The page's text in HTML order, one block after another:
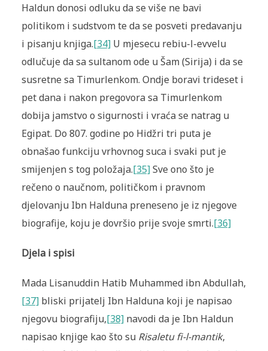
Haldun donosi odluku da se više ne bavi
politikom i sudstvom te da se posveti predavanju
i pisanju knjiga.[34]U mjesecu rebiu-l-evvelu
odlučuje da sa sultanom ode u Šam (Sirija) i da se
susretne sa Timurlenkom. Ondje boravi trideset i
pet dana i nakon pregovora sa Timurlenkom
dobija jamstvo o sigurnosti i vraća se natrag u
Egipat. Do 807. godine po Hidžri tri puta je
obnašao funkciju vrhovnog suca i svaki put je
smijenjen s tog položaja.[35]Sve ono što je
rečeno o naučnom, političkom i pravnom
djelovanju Ibn Halduna preneseno je iz njegove
biografije, koju je dovršio prije svoje smrti.[36]
Djela i spisi
Mada Lisanuddin Hatib Muhammed ibn Abdullah,
[37]bliski prijatelj Ibn Halduna koji je napisao
njegovu biografiju,[38]navodi da je Ibn Haldun
napisao knjige kao što su Risaletu fi-l-mantik,